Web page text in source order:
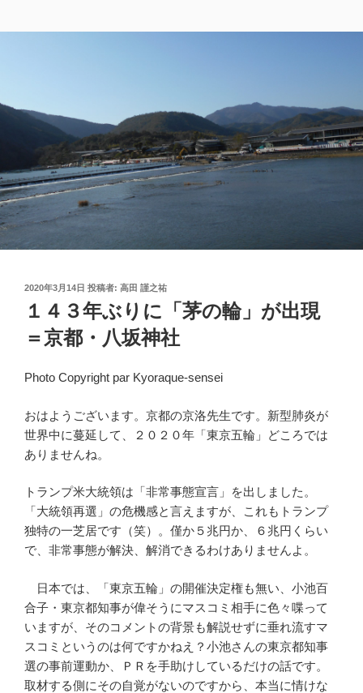
投
日:
2020年3月14日 投稿者: 高田 謹之祐
１４３年ぶりに「茅の輪」が出現
＝京都・八坂神社
Photo Copyright par Kyoraque-sensei
おはようございます。京都の京洛先生です。新型肺炎が
世界中に蔓延して、２０２０年「東京五輪」どころでは
ありませんね。
トランプ米大統領は「非常事態宣言」を出しました。
「大統領再選」の危機感と言えますが、これもトランプ
独特の一芝居です（笑）。僅か５兆円か、６兆円くらい
で、非常事態が解決、解消できるわけありませんよ。
日本では、「東京五輪」の開催決定権も無い、小池百
合子・東京都知事が偉そうにマスコミ相手に色々喋って
いますが、そのコメントの背景も解説せずに垂れ流すマ
スコミというのは何ですかねえ？小池さんの東京都知事
選の事前運動か、ＰＲを手助けしているだけの話です。
取材する側にその自覚がないのですから、本当に情けな